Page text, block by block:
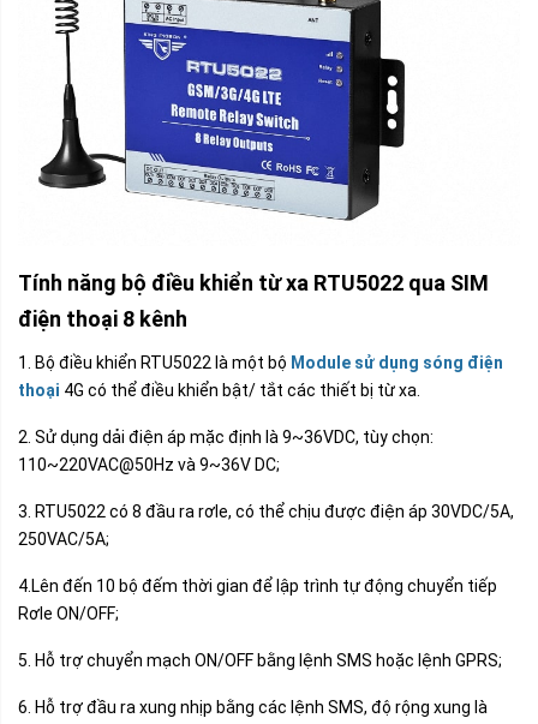
Tính năng bộ điều khiển từ xa RTU5022 qua SIM
điện thoại 8 kênh
1. Bộ điều khiển RTU5022 là một bộ Module sử dụng sóng điện
thoại 4G có thể điều khiển bật/ tắt các thiết bị từ xa.
2. Sử dụng dải điện áp mặc định là 9~36VDC, tùy chọn:
110~220VAC@50Hz và 9~36V DC;
3. RTU5022 có 8 đầu ra rơle, có thể chịu được điện áp 30VDC/5A,
250VAC/5A;
4.Lên đến 10 bộ đếm thời gian để lập trình tự động chuyển tiếp
Rơle ON/OFF;
5. Hỗ trợ chuyển mạch ON/OFF bằng lệnh SMS hoặc lệnh GPRS;
6. Hỗ trợ đầu ra xung nhịp bằng các lệnh SMS, độ rộng xung là